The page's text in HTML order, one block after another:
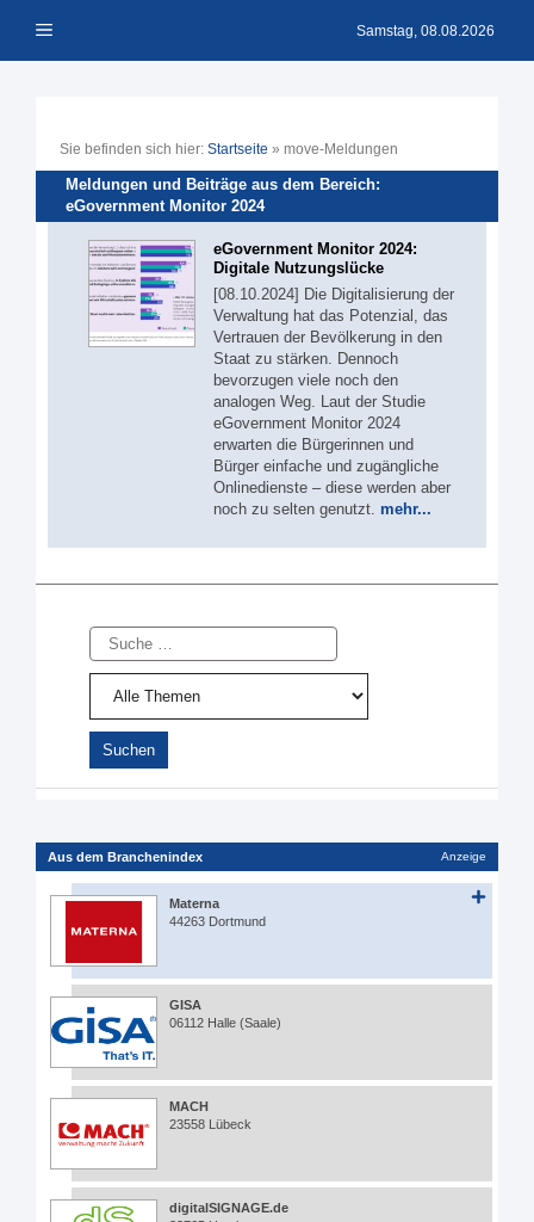
Inhalt Menü Samstag, 08.08.2026
Sie befinden sich hier: Startseite » move-Meldungen
Meldungen und Beiträge aus dem Bereich:
eGovernment Monitor 2024
eGovernment Monitor 2024:
Digitale Nutzungslücke
[08.10.2024] Die Digitalisierung der
Verwaltung hat das Potenzial, das
Vertrauen der Bevölkerung in den
Staat zu stärken. Dennoch
bevorzugen viele noch den
analogen Weg. Laut der Studie
eGovernment Monitor 2024
erwarten die Bürgerinnen und
Bürger einfache und zugängliche
Onlinedienste – diese werden aber
noch zu selten genutzt. mehr...
Suche
Aus dem Branchenindex Anzeige
Materna
44263 Dortmund
GISA
06112 Halle (Saale)
MACH
23558 Lübeck
digitalSIGNAGE.de